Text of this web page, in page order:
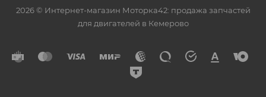
2026 © Интернет-магазин Моторка42: продажа запчастей
для двигателей в Кемерово